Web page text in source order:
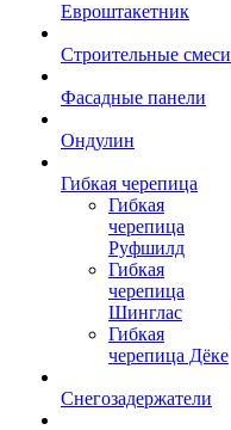
Евроштакетник
Строительные смеси
Фасадные панели
Ондулин
Гибкая черепица
Гибкая
черепица
Руфшилд
Гибкая
черепица
Шинглас
Гибкая
черепица Дёке
Снегозадержатели